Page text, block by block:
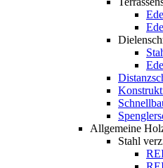
Allgemeine
Stahl